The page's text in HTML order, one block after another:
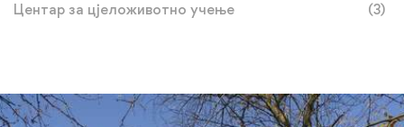
Центар за цјеложивотно учење (3)